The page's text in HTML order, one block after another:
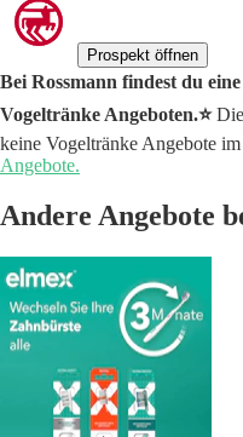
Prospekt öffnen
Bei Rossmann findest du
Vogeltränke Angeboten.⭐️
keine Vogeltränke Angebote
Angebote.
Andere Angebote